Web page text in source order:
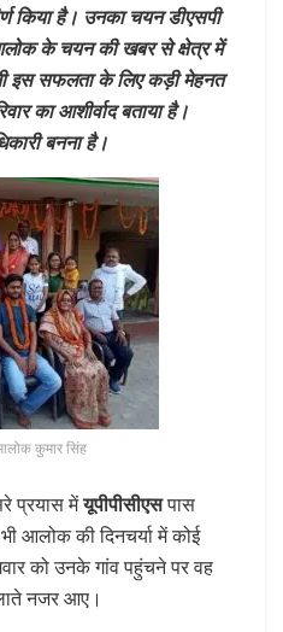
किया है। उनका चयन डीएसपी
के चयन की खबर से क्षेत्र में
इस सफलता के लिए कड़ी मेहनत
का आशीर्वाद बताया है।
बनना है।
कुमार सिंह
प्रयास मेंयूपीपीसीएसपास
आलोक की दिनचर्या में कोई
को उनके गांव पहुंचने पर वह
नजर आए।